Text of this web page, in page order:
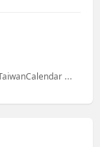
System.Globalization 這個命名空間很有趣，竟然有 TaiwanCalendar 與 TaiwanLunisolarCalendar 類別！ TaiwanCalendar...